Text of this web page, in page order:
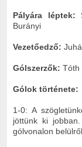
Pályára léptek:
Burányi
Vezetőedző:
Gólszerzők: Tóth
Gólok története:
1-0: A
jöttünk ki
gólvonalon